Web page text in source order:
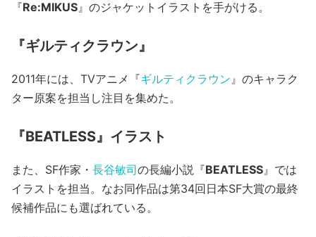
『Re:MIKUS 』のジャケットイラストを手がける。
『ギルティクラウン』
2011年には、TVアニメ『ギルティクラウン』のキャラク
ター原案を担当し注目を集めた。
『BEATLESS』イラスト
また、SF作家・ 長谷敏司の長編小説『BEATLESS』では
イラストを担当。なお同作品は第34回日本SF大賞の最終
候補作品にも選ばれている。